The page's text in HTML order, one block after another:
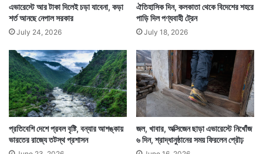
এবার এভারেস্টে চড়ার পারমিট ইস্যু করে নেপাল সরকারও বিপুল
অঙ্কের রাজস্ব কোষাগারে পূর্ণ করতে পেরেছে। যা নেপাল
সরকারের জন্যও ভাল খবর।
ছ
র
পু
নো
ম
ন্দি
র
এভারেস্টে আর টাকা দিলেই চড়া যাবেনা, কড়া
শর্ত আনছে নেপাল সরকার
July 24, 2026
ঐতিহাসিক দিন, কলকাতা থেকে বিদেশের শহরে
পাড়ি দিল পণ্যবাহী ট্রেন
July 18, 2026
প্রতিবেশি দেশে প্রবল বৃষ্টি, বন্যার আশঙ্কায়
ভারতের রাজ্যে তটস্থ প্রশাসন
জল, খাবার, অক্সিজেন ছাড়া এভারেস্টে নিখোঁজ
৬ দিন, শ্রাদ্ধানুষ্ঠানের সময় ফিরলেন প্রৌঢ়